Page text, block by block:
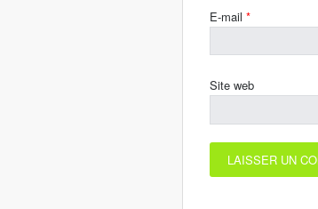
E-mail *
Site web